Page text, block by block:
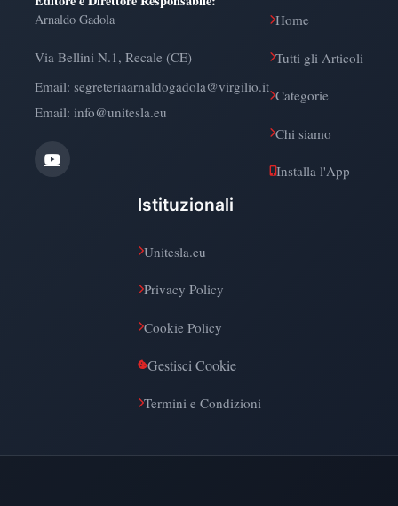
Arnaldo Gadola
Via Bellini N.1, Recale (CE)
Email: segreteriaarnaldogadola@virgilio.it
Email: info@unitesla.eu
Home
Tutti gli Articoli
Categorie
Chi siamo
Installa l'App
Istituzionali
Unitesla.eu
Privacy Policy
Cookie Policy
Gestisci Cookie
Termini e Condizioni